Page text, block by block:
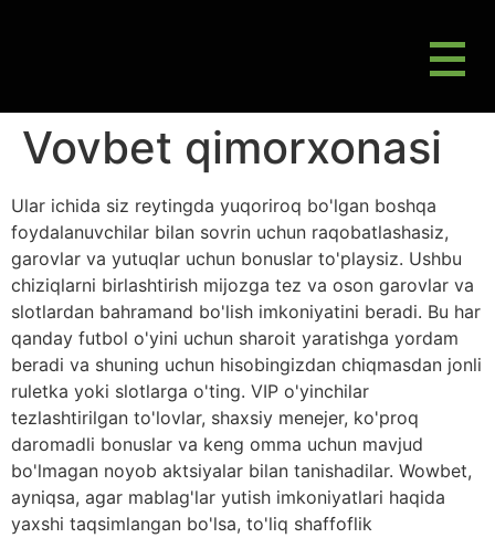
Vovbet qimorxonasi
Ular ichida siz reytingda yuqoriroq bo'lgan boshqa
foydalanuvchilar bilan sovrin uchun raqobatlashasiz,
garovlar va yutuqlar uchun bonuslar to'playsiz. Ushbu
chiziqlarni birlashtirish mijozga tez va oson garovlar va
slotlardan bahramand bo'lish imkoniyatini beradi. Bu har
qanday futbol o'yini uchun sharoit yaratishga yordam
beradi va shuning uchun hisobingizdan chiqmasdan jonli
ruletka yoki slotlarga o'ting. VIP o'yinchilar
tezlashtirilgan to'lovlar, shaxsiy menejer, ko'proq
daromadli bonuslar va keng omma uchun mavjud
bo'lmagan noyob aktsiyalar bilan tanishadilar. Wowbet,
ayniqsa, agar mablag'lar yutish imkoniyatlari haqida
yaxshi taqsimlangan bo'lsa, to'liq shaffoflik